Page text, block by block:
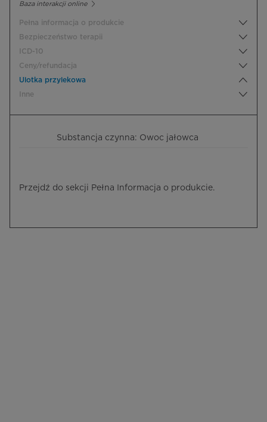
Baza interakcji online
Pełna informacja o produkcie
Bezpieczeństwo terapii
ICD-10
Ceny/refundacja
Ulotka przylekowa
Inne
Substancja czynna: Owoc jałowca
Przejdź do sekcji Pełna Informacja o produkcie.